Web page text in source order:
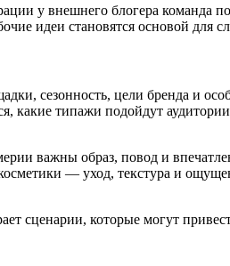
у внешнего блогера команда
идеи становятся основой для
сезонность, цели бренда и
какие типажи подойдут
важны образ, повод и
— уход, текстура и
сценарии, которые могут